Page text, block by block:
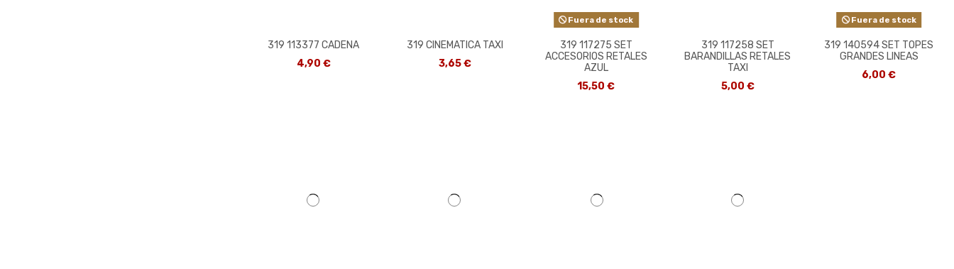
319 113377 CADENA
4,90 €
319 CINEMATICA TAXI
3,65 €
Fuera de stock
319 117275 SET
ACCESORIOS RETALES
AZUL
15,50 €
319 117258 SET
BARANDILLAS RETALES
TAXI
5,00 €
Fuera de stock
319 140594 SET TOPES
GRANDES LINEAS
6,00 €